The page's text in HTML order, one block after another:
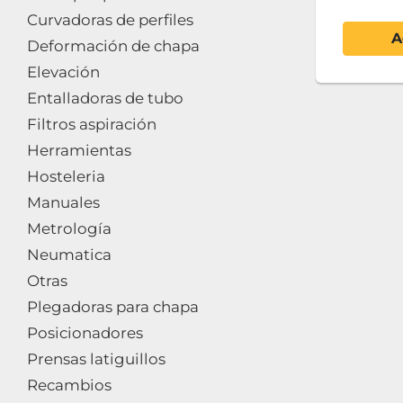
Curvadoras de perfiles
Deformación de chapa
Elevación
Entalladoras de tubo
Filtros aspiración
Herramientas
Hosteleria
Manuales
Metrología
Neumatica
Otras
Plegadoras para chapa
Posicionadores
Prensas latiguillos
Recambios